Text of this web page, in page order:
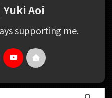
Yuki Aoi
supporting me.